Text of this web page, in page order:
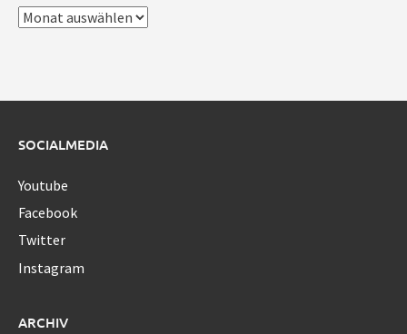
Archiv
SOCIALMEDIA
Youtube
Facebook
Twitter
Instagram
ARCHIV